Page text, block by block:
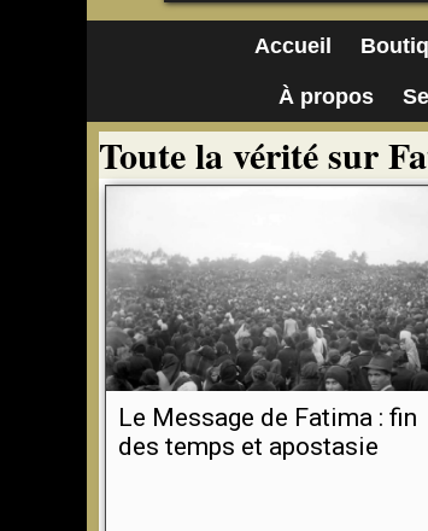
Accueil
À propos
Toute la vérité sur
Le Message de Fatima : fin
des temps et apostasie